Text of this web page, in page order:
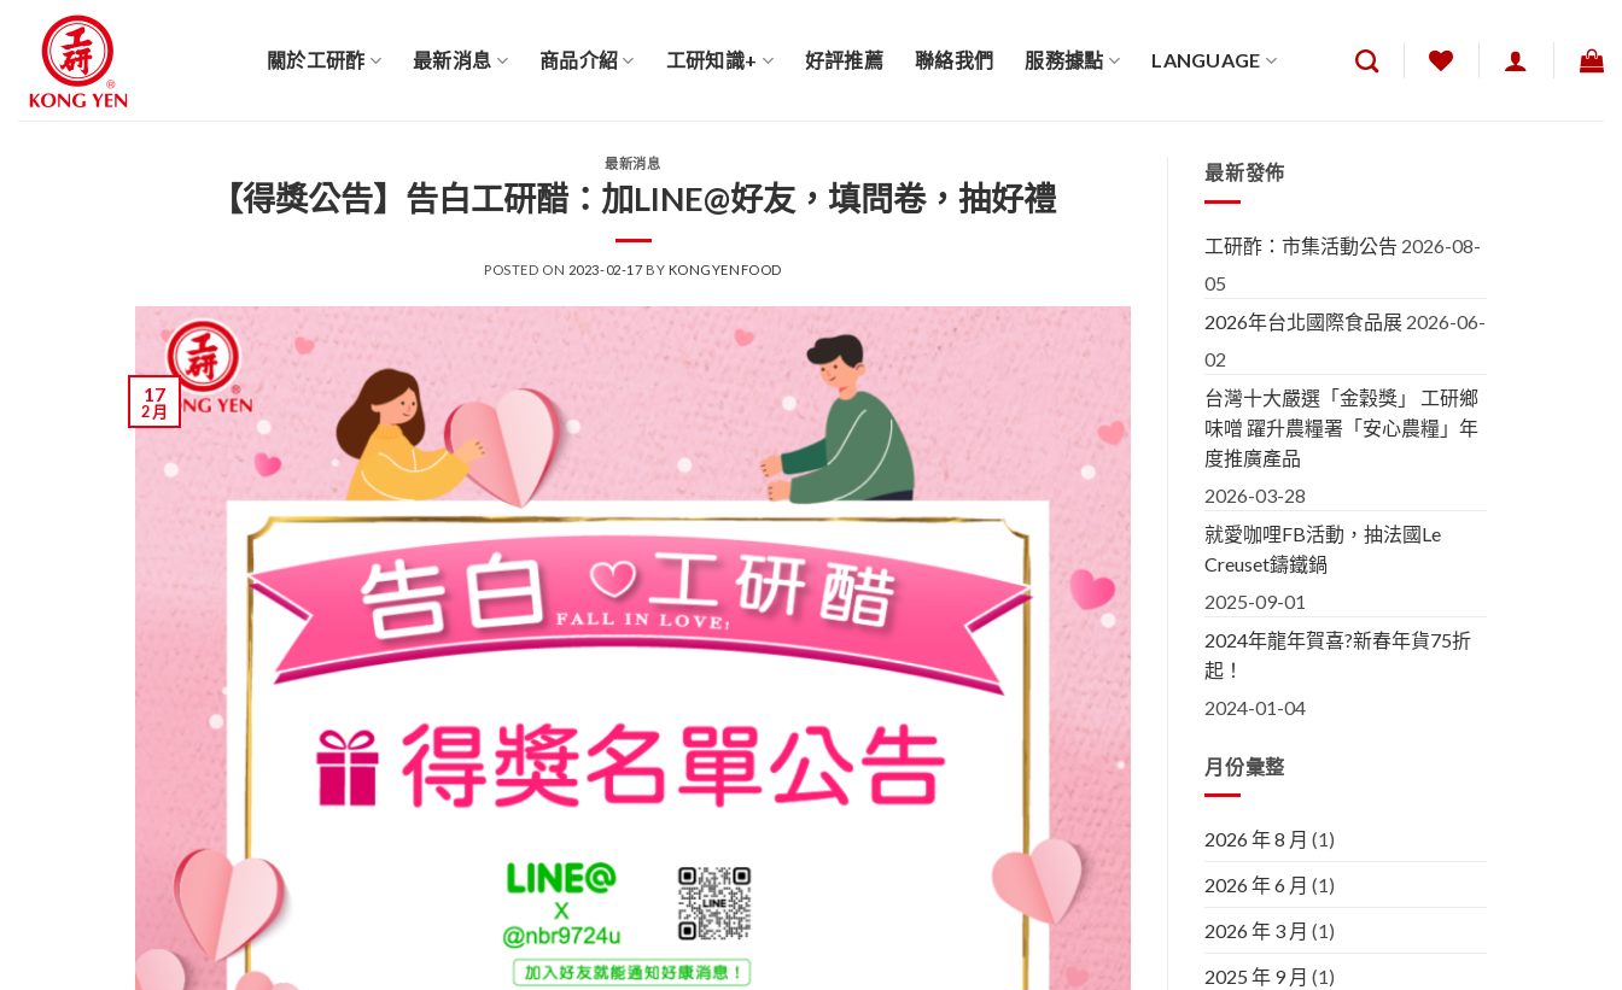
content
關於工研酢 最新消息 商品介紹 工研知識+ 好評推薦 聯絡我們 服務據點 LANGUAGE
最新消息
【得獎公告】告白工研醋：加LINE@好友，填問卷，抽好禮
POSTED ON 2023-02-17 BY KONGYENFOOD
17
2 月
最新發佈
工研酢：市集活動公告 2026-08-
05
2026年台北國際食品展 2026-06-
02
台灣十大嚴選「金穀獎」 工研鄉
味噌 躍升農糧署「安心農糧」年
度推廣產品
2026-03-28
就愛咖哩FB活動，抽法國Le
Creuset鑄鐵鍋
2025-09-01
2024年龍年賀喜?新春年貨75折
起！
2024-01-04
月份彙整
2026 年 8 月 (1)
2026 年 6 月 (1)
2026 年 3 月 (1)
2025 年 9 月 (1)